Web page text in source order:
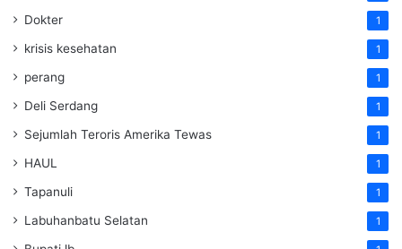
Dokter 1
krisis kesehatan 1
perang 1
Deli Serdang 1
Sejumlah Teroris Amerika Tewas 1
HAUL 1
Tapanuli 1
Labuhanbatu Selatan 1